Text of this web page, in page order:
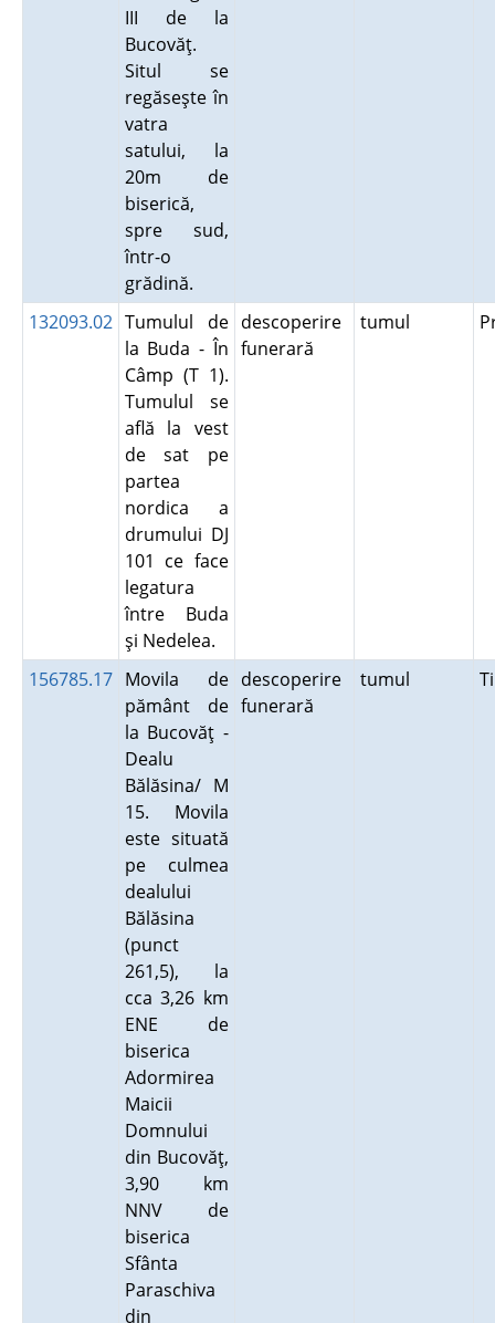
III de la
Bucovăţ.
Situl se
regăseşte în
vatra
satului, la
20m de
biserică,
spre sud,
într-o
grădină.
132093.02 Tumulul de
la Buda - În
Câmp (T 1).
Tumulul se
află la vest
de sat pe
partea
nordica a
drumului DJ
101 ce face
legatura
între Buda
şi Nedelea.
descoperire
funerară
tumul
156785.17 Movila de
pământ de
la Bucovăţ -
Dealu
Bălăsina/ M
15. Movila
este situată
pe culmea
dealului
Bălăsina
(punct
261,5), la
cca 3,26 km
ENE de
biserica
Adormirea
Maicii
Domnului
din Bucovăţ,
3,90 km
NNV de
biserica
Sfânta
Paraschiva
din
descoperire
funerară
tumul